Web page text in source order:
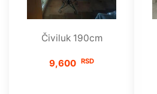
Čiviluk 190cm
9,600 RSD